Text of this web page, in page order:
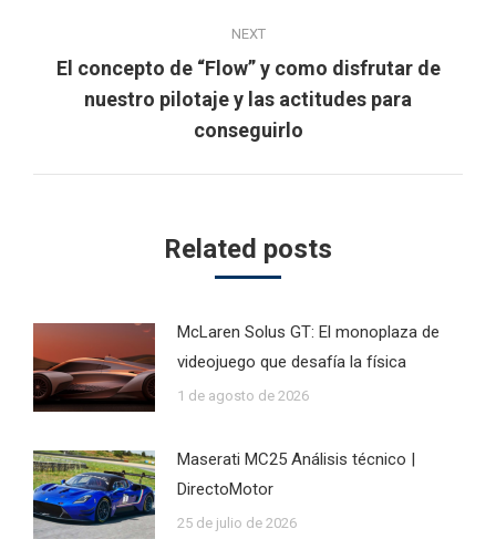
NEXT
Next
post:
El concepto de “Flow” y como disfrutar de
nuestro pilotaje y las actitudes para
conseguirlo
Related posts
McLaren Solus GT: El monoplaza de
videojuego que desafía la física
1 de agosto de 2026
Maserati MC25 Análisis técnico |
DirectoMotor
25 de julio de 2026